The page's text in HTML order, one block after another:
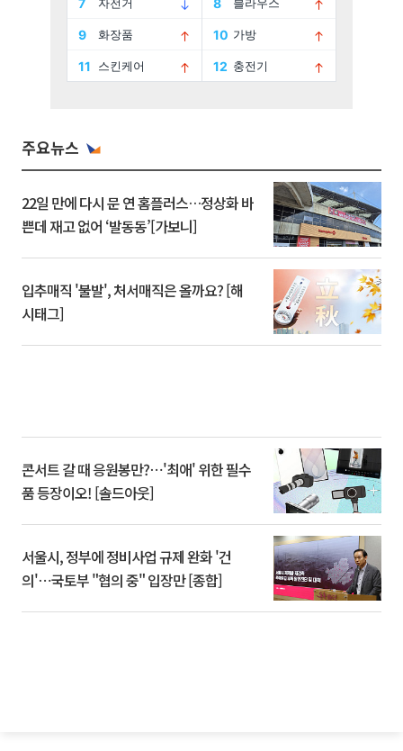
주요뉴스
22일 만에 다시 문 연 홈플러스…정상화 바
쁜데 재고 없어 ‘발동동’[가보니]
입추매직 '불발', 처서매직은 올까요? [해
시태그]
콘서트 갈 때 응원봉만?⋯'최애' 위한 필수
품 등장이오! [솔드아웃]
서울시, 정부에 정비사업 규제 완화 '건
의'⋯국토부 "협의 중" 입장만 [종합]